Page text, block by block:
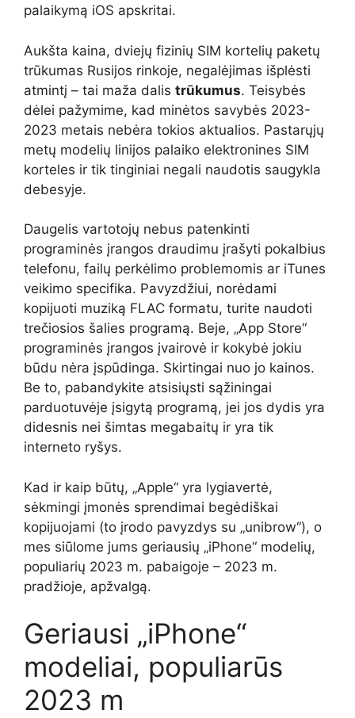
palaikymą iOS apskritai.
Aukšta kaina, dviejų fizinių SIM kortelių paketų
trūkumas Rusijos rinkoje, negalėjimas išplėsti
atmintį – tai maža dalis trūkumus. Teisybės
dėlei pažymime, kad minėtos savybės 2023-
2023 metais nebėra tokios aktualios. Pastarųjų
metų modelių linijos palaiko elektronines SIM
korteles ir tik tinginiai negali naudotis saugykla
debesyje.
Daugelis vartotojų nebus patenkinti
programinės įrangos draudimu įrašyti pokalbius
telefonu, failų perkėlimo problemomis ar iTunes
veikimo specifika. Pavyzdžiui, norėdami
kopijuoti muziką FLAC formatu, turite naudoti
trečiosios šalies programą. Beje, „App Store“
programinės įrangos įvairovė ir kokybė jokiu
būdu nėra įspūdinga. Skirtingai nuo jo kainos.
Be to, pabandykite atsisiųsti sąžiningai
parduotuvėje įsigytą programą, jei jos dydis yra
didesnis nei šimtas megabaitų ir yra tik
interneto ryšys.
Kad ir kaip būtų, „Apple“ yra lygiavertė,
sėkmingi įmonės sprendimai begėdiškai
kopijuojami (to įrodo pavyzdys su „unibrow“), o
mes siūlome jums geriausių „iPhone“ modelių,
populiarių 2023 m. pabaigoje – 2023 m.
pradžioje, apžvalgą.
Geriausi „iPhone“
modeliai, populiarūs
2023 m